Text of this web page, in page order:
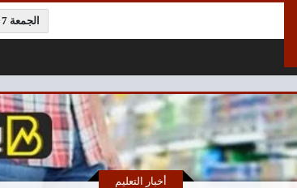
الجمعة 7 اغسطس 2026 الساعة 11:03 م
أخبار التعليم